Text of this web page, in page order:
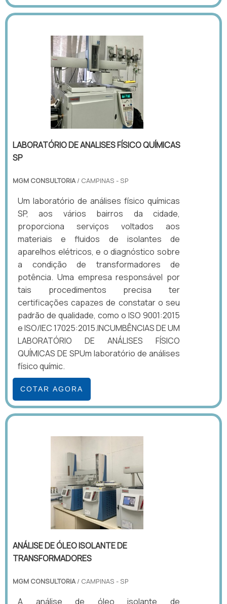
LABORATÓRIO DE ANALISES FÍSICO QUÍMICAS
SP
MGM CONSULTORIA/ CAMPINAS - SP
Um laboratório de análises físico químicas
SP, aos vários bairros da cidade,
proporciona serviços voltados aos
materiais e fluidos de isolantes de
aparelhos elétricos, e o diagnóstico sobre
a condição de transformadores de
potência. Uma empresa responsável por
tais procedimentos precisa ter
certificações capazes de constatar o seu
padrão de qualidade, como o ISO 9001:2015
e ISO/IEC 17025:2015.INCUMBÊNCIAS DE UM
LABORATÓRIO DE ANÁLISES FÍSICO
QUÍMICAS DE SPUm laboratório de análises
físico químic.
COTAR AGORA
ANÁLISE DE ÓLEO ISOLANTE DE
TRANSFORMADORES
MGM CONSULTORIA/ CAMPINAS - SP
A análise de óleo isolante de